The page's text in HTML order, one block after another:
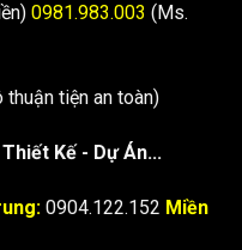
0981.983.003 (Ms.
tiện an toàn)
Kế - Dự Án...
0904.122.152 Miền